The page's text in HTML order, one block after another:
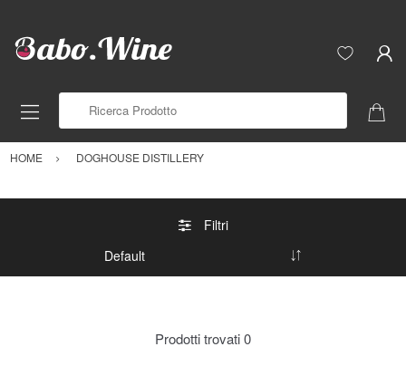
HOME DOGHOUSE DISTILLERY
Filtri
Prodotti trovati0